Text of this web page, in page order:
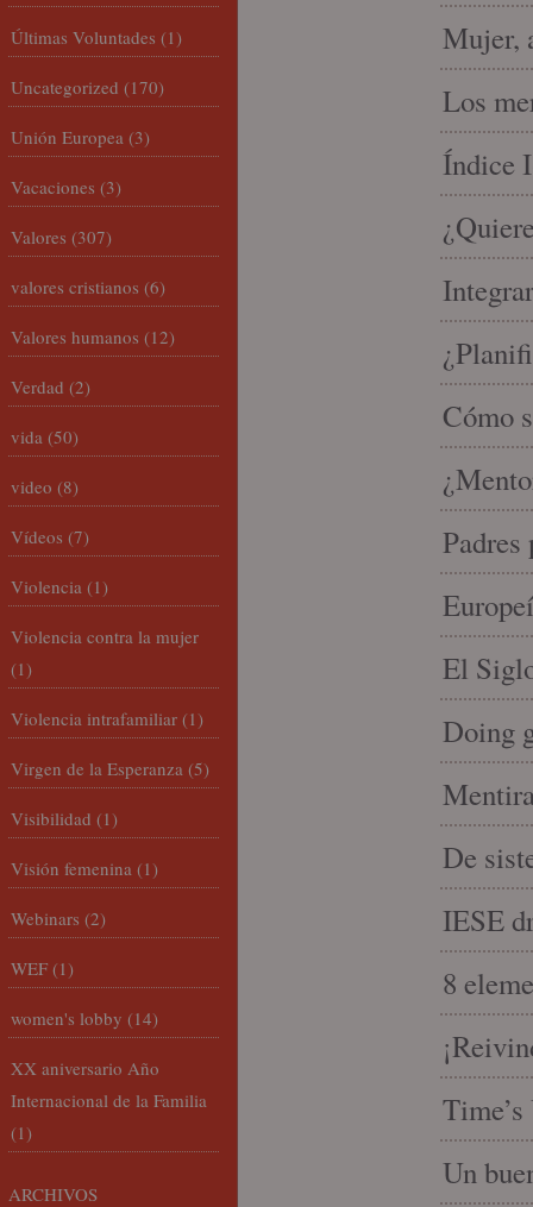
Mujer,
Los
Índice
Cómo
Padres
El
Doing
De
IESE
8
Un
Últimas Voluntades (1)
Uncategorized (170)
Unión Europea (3)
Vacaciones (3)
Valores (307)
valores cristianos (6)
Valores humanos (12)
Verdad (2)
vida (50)
video (8)
Vídeos (7)
Violencia (1)
Violencia contra la mujer
(1)
Violencia intrafamiliar (1)
Virgen de la Esperanza (5)
Visibilidad (1)
Visión femenina (1)
Webinars (2)
WEF (1)
women's lobby (14)
XX aniversario Año
Internacional de la Familia
(1)
ARCHIVOS